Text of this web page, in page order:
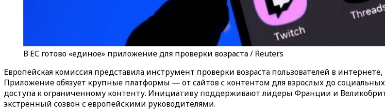
В ЕС готово «единое» приложение для проверки возраста / Reuters
Европейская комиссия представила инструмент проверки возраста пользователей в
Приложение обязует крупные платформы — от сайтов с контентом для взрослых до
доступа к ограниченному контенту. Инициативу поддерживают лидеры Франции и
экстренный созвон с европейскими руководителями.